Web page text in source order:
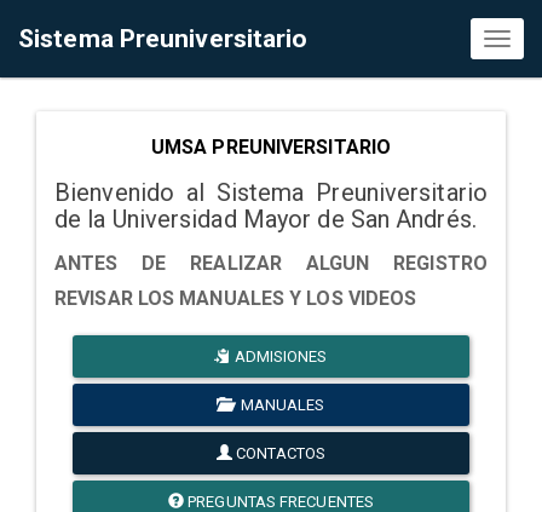
Sistema Preuniversitario
UMSA PREUNIVERSITARIO
Bienvenido al Sistema Preuniversitario
de la Universidad Mayor de San Andrés.
ANTES DE REALIZAR ALGUN REGISTRO
REVISAR LOS MANUALES Y LOS VIDEOS
ADMISIONES
MANUALES
CONTACTOS
PREGUNTAS FRECUENTES